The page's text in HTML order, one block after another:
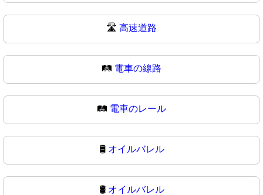
🛣 高速道路
🛤️ 電車の線路
🛤 電車のレール
🛢️ オイルバレル
🛢 オイルバレル